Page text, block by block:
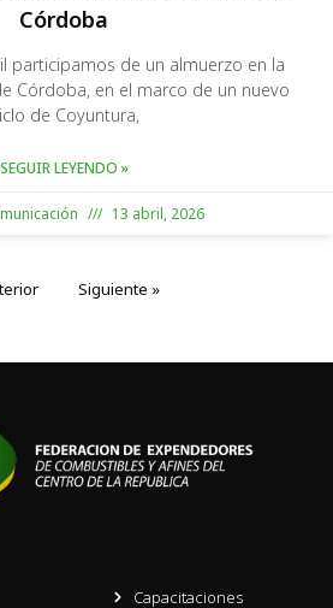
Córdoba
participamos de un almuerzo en la
Córdoba, en el marco de un nuevo
de Coyuntura,
SEGUIR LEYENDO »
13 abril, 2026
Siguiente »
Capacitaciones